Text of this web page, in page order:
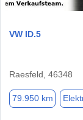
VW ID.5
Raesfeld, 46348
79.950 km